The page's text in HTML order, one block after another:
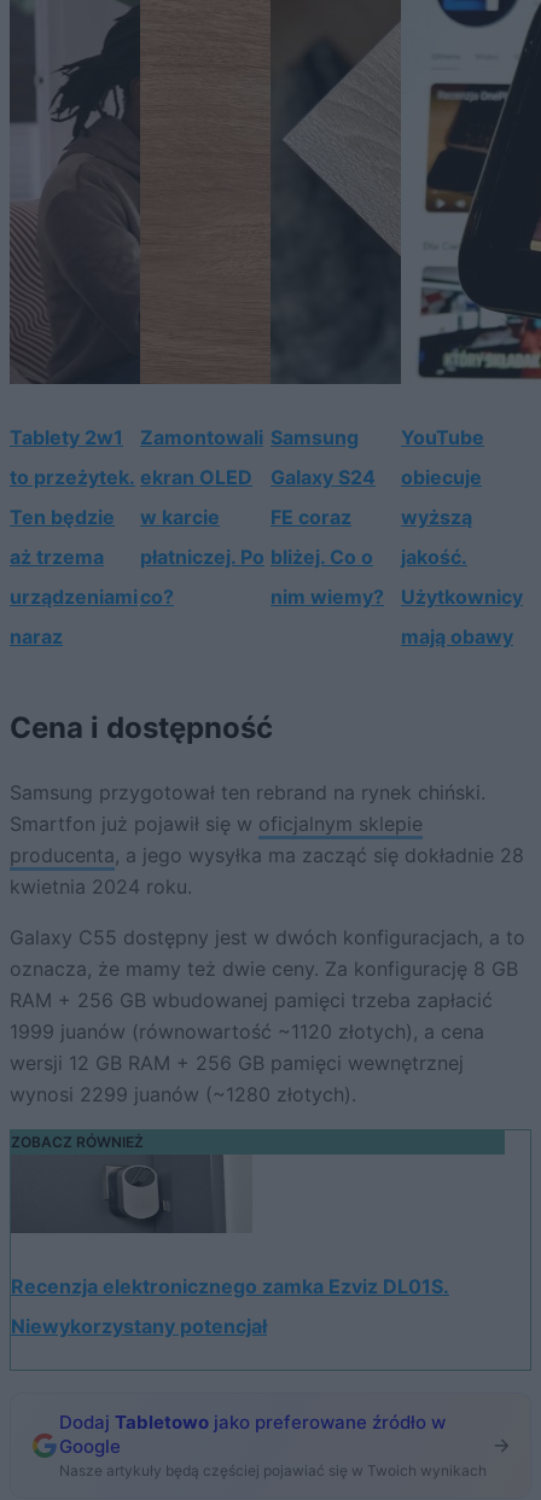
Tablety 2w1
to przeżytek.
Ten będzie
aż trzema
urządzeniami
naraz
Zamontowali
ekran OLED
w karcie
płatniczej. Po
co?
Samsung
Galaxy S24
FE coraz
bliżej. Co o
nim wiemy?
YouTube
obiecuje
wyższą
jakość.
Użytkownicy
mają obawy
Cena i dostępność
Samsung przygotował ten rebrand na rynek chiński.
Smartfon już pojawił się w oficjalnym sklepie
producenta, a jego wysyłka ma zacząć się dokładnie 28
kwietnia 2024 roku.
Galaxy C55 dostępny jest w dwóch konfiguracjach, a to
oznacza, że mamy też dwie ceny. Za konfigurację 8 GB
RAM + 256 GB wbudowanej pamięci trzeba zapłacić
1999 juanów (równowartość ~1120 złotych), a cena
wersji 12 GB RAM + 256 GB pamięci wewnętrznej
wynosi 2299 juanów (~1280 złotych).
ZOBACZ RÓWNIEŻ
Recenzja elektronicznego zamka Ezviz DL01S.
Niewykorzystany potencjał
Dodaj Tabletowo jako preferowane źródło w
Google
Nasze artykuły będą częściej pojawiać się w Twoich wynikach